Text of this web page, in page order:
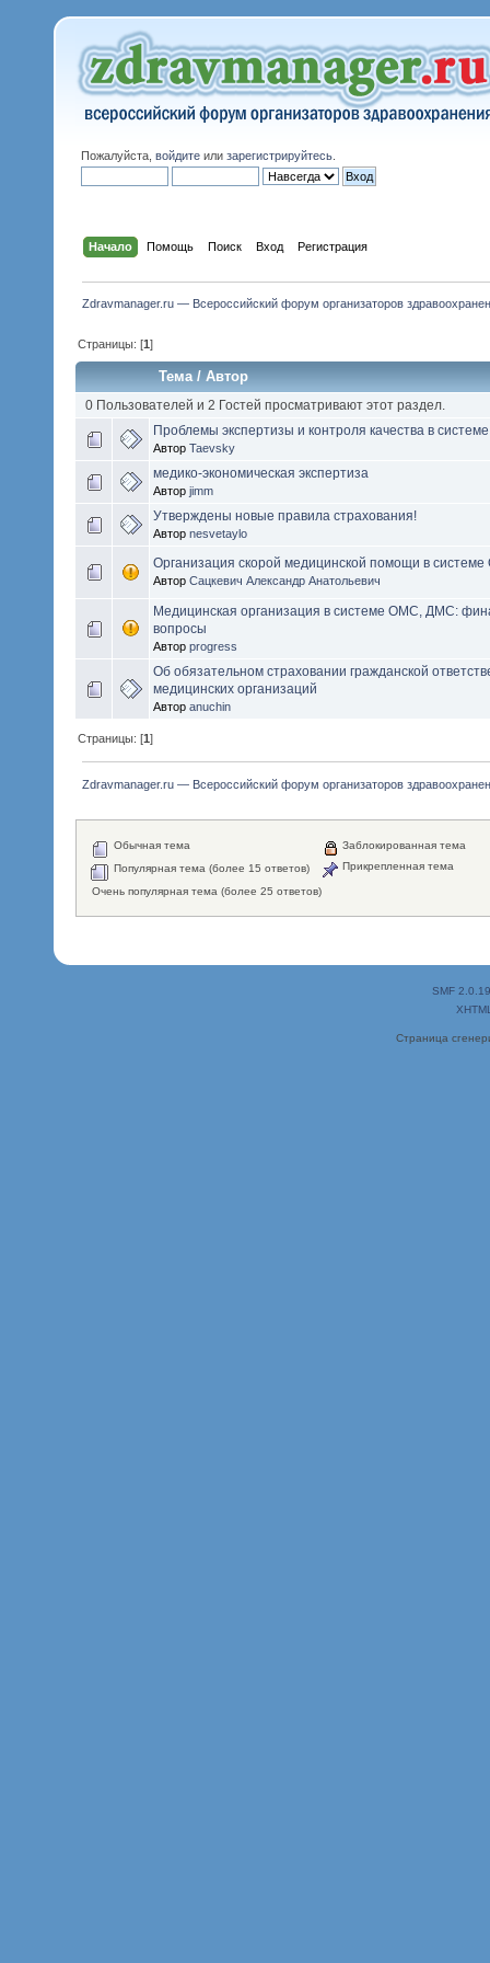
Пожалуйста, войдите или зарегистрируйтесь
Начало Помощь Поиск Вход Регистрация
Zdravmanager.ru — Всероссийский форум организаторов
Страницы: [1]
Тема/Автор
0 Пользователей и 2 Гостей просматривают этот раздел.
Проблемы экспертизы и контроля качества в
Автор Taevsky
медико-экономическая экспертиза
Автор jimm
Утверждены новые правила страхования!
Автор nesvetaylo
Организация скорой медицинской помощи в
Автор Сацкевич Александр Анатольевич
Медицинская организация в системе ОМС, ДМС:
вопросы
Автор progress
Об обязательном страховании гражданской
медицинских организаций
Автор anuchin
Страницы: [1]
Zdravmanager.ru — Всероссийский форум организаторов
Обычная тема
Популярная тема (более 15 ответов)
Очень популярная тема (более 25 ответов)
Заблокированная тема
Прикрепленная тема
SMF 2.0.19
Страница